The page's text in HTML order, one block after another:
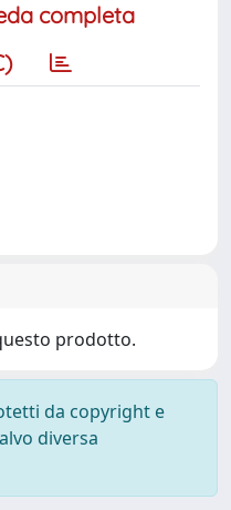
completa
prodotto.
da copyright e
diversa